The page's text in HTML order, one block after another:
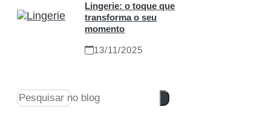
Lingerie: o toque que
transforma o seu
momento
13/11/2025
Pesquisar